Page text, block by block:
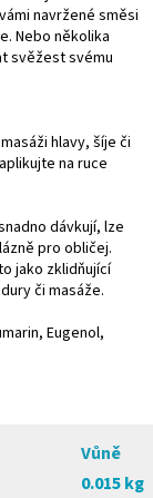
navržené směsi
Nebo několika
svěžest svému
hlavy, šíje či
na ruce
dávkují, lze
pro obličej.
jako zklidňující
či masáže.
Eugenol,
Vůně
0.015 kg